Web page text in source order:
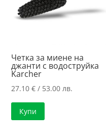
Четка за миене на
джанти с водоструйка
Karcher
27.10€ / 53.00 лв.
Купи